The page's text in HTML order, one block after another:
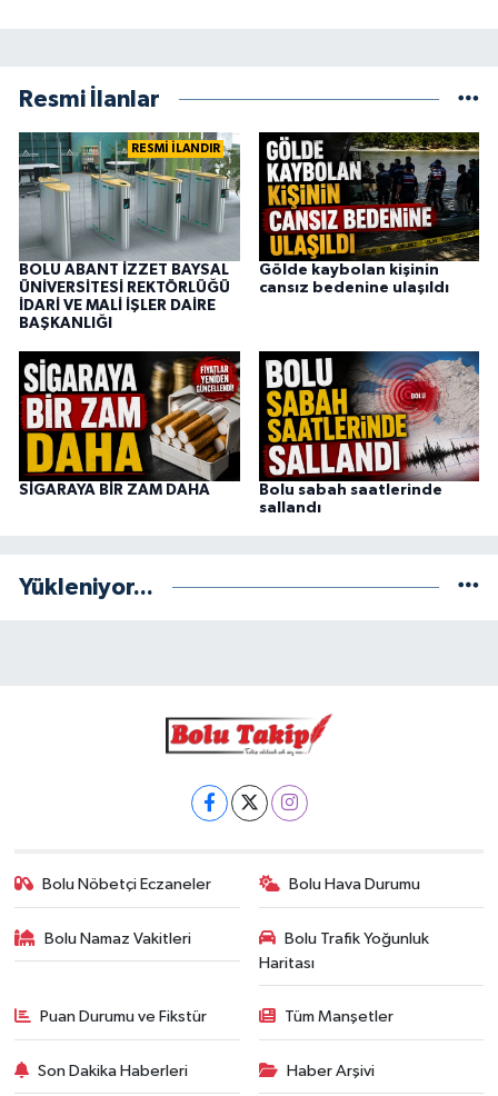
Resmi İlanlar
RESMİ İLANDIR
BOLU ABANT İZZET BAYSAL
ÜNİVERSİTESİ REKTÖRLÜĞÜ
İDARİ VE MALİ İŞLER DAİRE
BAŞKANLIĞI
Gölde kaybolan kişinin
cansız bedenine ulaşıldı
SİGARAYA BİR ZAM DAHA
Bolu sabah saatlerinde
sallandı
Yükleniyor...
Bolu Nöbetçi Eczaneler Bolu Hava Durumu
Bolu Namaz Vakitleri
Bolu Trafik Yoğunluk
Haritası
Puan Durumu ve Fikstür Tüm Manşetler
Son Dakika Haberleri Haber Arşivi